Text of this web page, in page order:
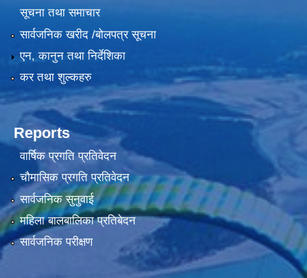
सूचना तथा समाचार
सार्वजनिक खरीद /बोलपत्र सूचना
एन, कानुन तथा निर्देशिका
कर तथा शुल्कहरु
Reports
वार्षिक प्रगति प्रतिवेदन
चौमासिक प्रगति प्रतिवेदन
सार्वजनिक सुनुवाई
महिला बालबालिका प्रतिबेदन
सार्वजनिक परीक्षण